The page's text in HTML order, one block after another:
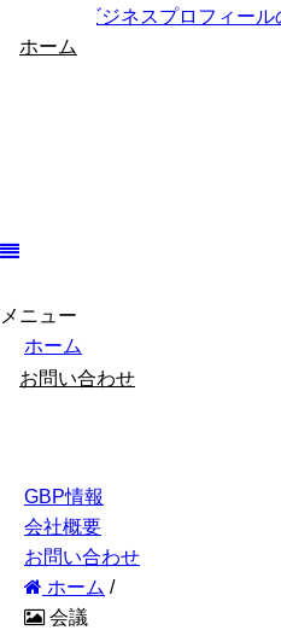
ホーム
GBP情報
会社概要
お問い合わせ
メニュー
ホーム
GBP情報
会社概要
お問い合わせ
ホーム /
会議